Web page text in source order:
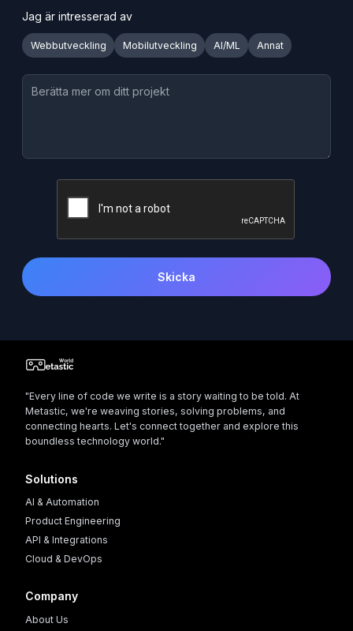
Jag är intresserad av
Webbutveckling Mobilutveckling AI/ML Annat
Skicka
"Every line of code we write is a story waiting to be told. At
Metastic, we're weaving stories, solving problems, and
connecting hearts. Let's connect together and explore this
boundless technology world."
Solutions
AI & Automation
Product Engineering
API & Integrations
Cloud & DevOps
Company
About Us